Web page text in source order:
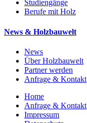
Studiengänge
Berufe mit Holz
News & Holzbauwelt
News
Über Holzbauwelt
Partner werden
Anfrage & Kontakt
Home
Anfrage & Kontakt
Impressum